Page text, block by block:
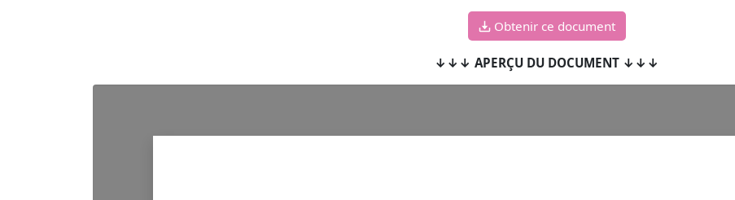
Obtenir ce document
↓↓↓ APERÇU DU DOCUMENT ↓↓↓